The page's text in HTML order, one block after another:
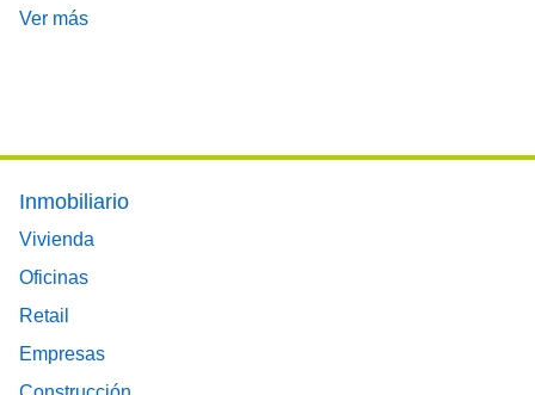
Ver más
Footer main menu
Inmobiliario
Vivienda
Oficinas
Retail
Empresas